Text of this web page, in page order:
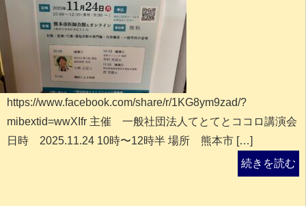
https://www.facebook.com/share/r/1KG8ym9zad/?
mibextid=wwXIfr 主催 一般社団法人てとてとココロ講演会
日時 2025.11.24 10時〜12時半 場所 熊本市 […]
続きを読む